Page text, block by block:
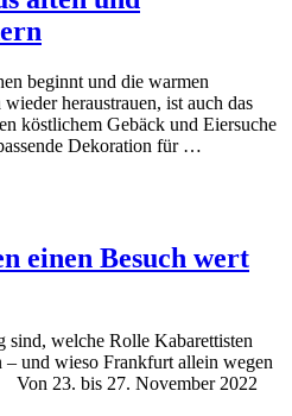
beginnt und die warmen
heraustrauen, ist auch das
köstlichem Gebäck und Eiersuche
Dekoration für …
einen Besuch wert
sind, welche Rolle Kabarettisten
– und wieso Frankfurt allein wegen
Von 23. bis 27. November 2022